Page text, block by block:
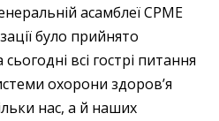
асамблеї СРМЕ
було прийнято
сьогодні всі гострі питання
охорони здоров’я
нас, а й наших